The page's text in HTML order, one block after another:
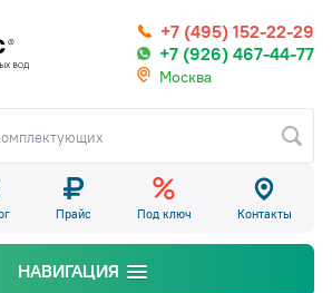
+7 (495) 152-22-29
+7 (926) 467-44-77
Москва
Прайс Под ключ Контакты
НАВИГАЦИЯ